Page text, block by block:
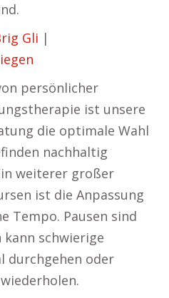
Gli |
persönlicher
ist unsere
die optimale Wahl
nachhaltig
weiterer großer
ist die Anpassung
Tempo. Pausen sind
schwierige
durchgehen oder